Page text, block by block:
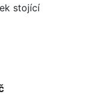
stojící